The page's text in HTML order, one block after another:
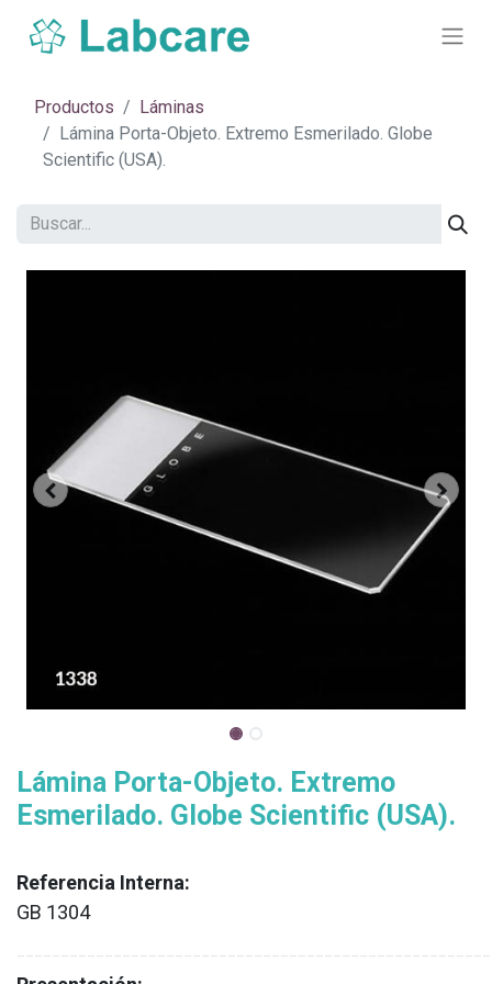
Productos
Láminas
Lámina Porta-Objeto. Extremo Esmerilado. Globe
Scientific (USA).
Lámina Porta-Objeto. Extremo
Esmerilado. Globe Scientific (USA).
Referencia Interna:
GB 1304